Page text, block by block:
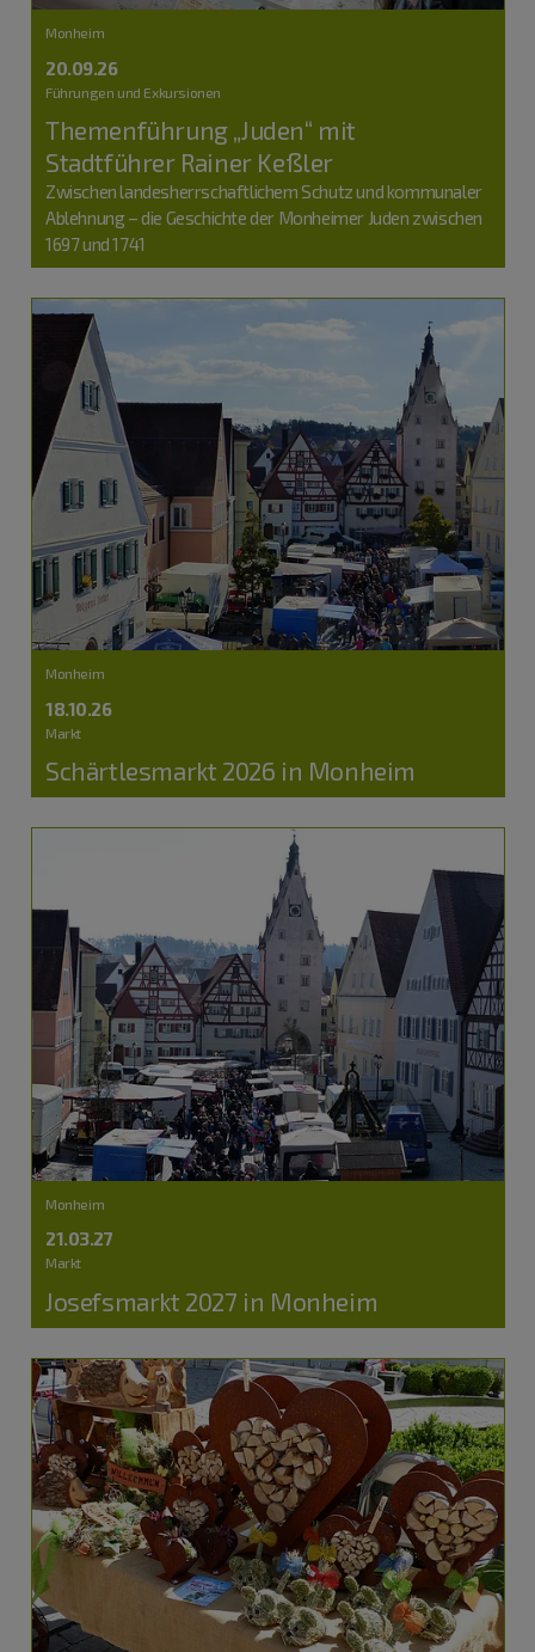
Monheim
20.09.26
Führungen und Exkursionen
Themenführung „Juden“ mit
Stadtführer Rainer Keßler
Zwischen landesherrschaftlichem Schutz und kommunaler
Ablehnung – die Geschichte der Monheimer Juden zwischen
1697 und 1741
Monheim
18.10.26
Markt
Schärtlesmarkt 2026 in Monheim
Monheim
21.03.27
Markt
Josefsmarkt 2027 in Monheim